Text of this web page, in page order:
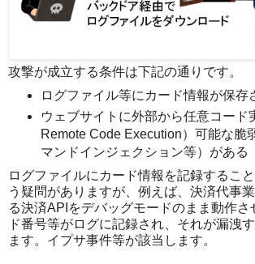
攻撃が成立する条件は下記の通りです。
ログファイル等にカード情報が保存
ウェブサイトに外部から任意コード
Remote Code Execution）可能な脆
マンドインジェクション等）がある
ログファイルにカード情報を記録するこ
う疑問がありますが、例えば、決済代事
る決済APIをデバッグモードのまま動作さ
ド番号等がログに記録され、それが漏洩
ます。イプサ事件等が該当します。